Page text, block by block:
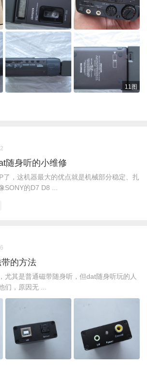
11图
随身听的小维修
了，这机器最大的优点就是机械部分稳定、扎
SONY的D7 D8 ...
的方法
尤其是普通磁带随身听，但dat随身听玩的人
们，原因无 ...